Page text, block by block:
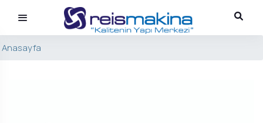
Anasayfa